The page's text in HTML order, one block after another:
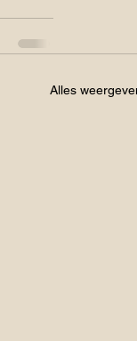
Alles